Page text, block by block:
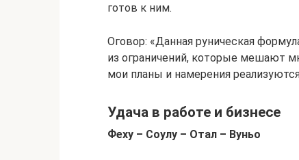
готов к ним.
Оговор: «Данная руническая
из ограничений, которые мешают
мои планы и намерения
Удача в работе и бизнесе
Феху – Соулу – Отал – Вуньо